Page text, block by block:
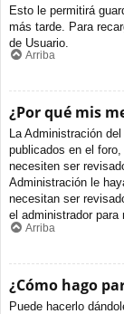
Esto le permitirá
más tarde. Para
de Usuario.
Arriba
¿Por qué mis
La Administración
publicados en el
necesiten ser
Administración le
necesitan ser
el administrador
Arriba
¿Cómo hago
Puede hacerlo